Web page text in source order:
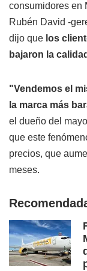
consumidores en
Rubén David -
dijo que los
bajaron la
"Vendemos el
la marca más
el dueño del
que este
precios, que
meses.